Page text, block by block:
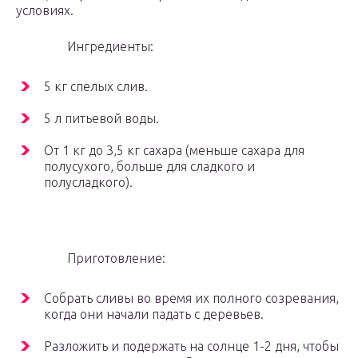
условиях.
Ингредиенты:
5 кг спелых слив.
5 л питьевой воды.
От 1 кг до 3,5 кг сахара (меньше сахара для
полусухого, больше для сладкого и
полусладкого).
Приготовление:
Собрать сливы во время их полного созревания,
когда они начали падать с деревьев.
Разложить и подержать на солнце 1-2 дня, чтобы